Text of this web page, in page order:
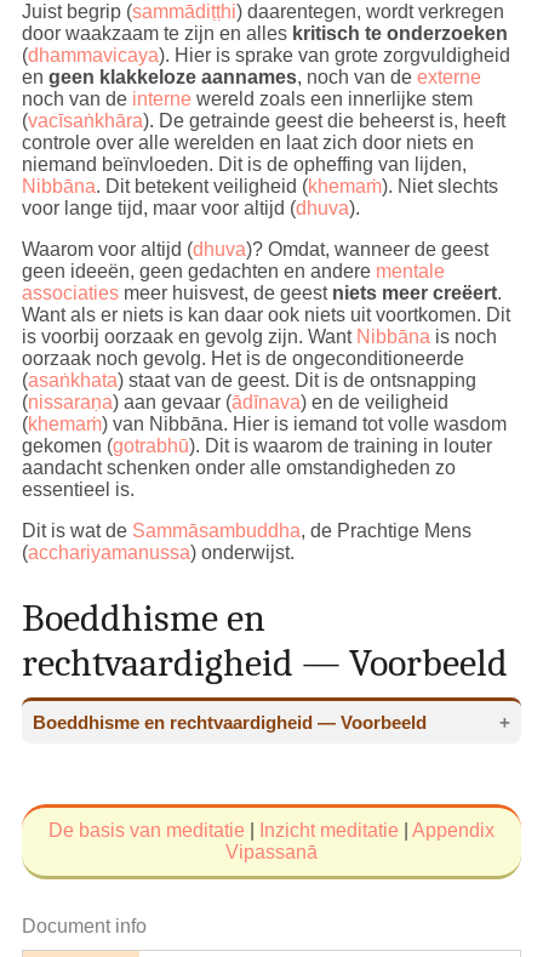
Juist begrip (sammādiṭṭhi) daarentegen, wordt verkregen
door waakzaam te zijn en alles kritisch te onderzoeken
(dhammavicaya). Hier is sprake van grote zorgvuldigheid
en geen klakkeloze aannames, noch van de externe
noch van de interne wereld zoals een innerlijke stem
(vacīsaṅkhāra). De getrainde geest die beheerst is, heeft
controle over alle werelden en laat zich door niets en
niemand beïnvloeden. Dit is de opheffing van lijden,
Nibbāna. Dit betekent veiligheid (khemaṁ). Niet slechts
voor lange tijd, maar voor altijd (dhuva).
Waarom voor altijd (dhuva)? Omdat, wanneer de geest
geen ideeën, geen gedachten en andere mentale
associatiesmeer huisvest, de geest niets meer creëert.
Want als er niets is kan daar ook niets uit voortkomen. Dit
is voorbij oorzaak en gevolg zijn. Want Nibbāna is noch
oorzaak noch gevolg. Het is de ongeconditioneerde
(asaṅkhata) staat van de geest. Dit is de ontsnapping
(nissaraṇa) aan gevaar (ādīnava) en de veiligheid
(khemaṁ) van Nibbāna. Hier is iemand tot volle wasdom
gekomen (gotrabhū). Dit is waarom de training in louter
aandacht schenken onder alle omstandigheden zo
essentieel is.
Dit is wat de Sammāsambuddha, de Prachtige Mens
(acchariyamanussa) onderwijst.
Boeddhisme en
rechtvaardigheid — Voorbeeld
Boeddhisme en rechtvaardigheid — Voorbeeld
Wanneer we een situatie niet door en door kennen,
kunnen we er onszelf niet van losmaken
) en zorgen we niet goed voor onszelf.
Voorbeeld 1
De basis van meditatie Inzicht meditatie
Appendix
Vipassanā
Document info